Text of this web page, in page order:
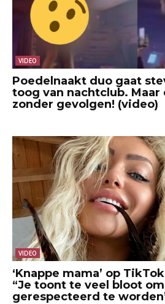
VIDEO
Poedelnaakt duo gaat
toog van nachtclub.
zonder gevolgen! (video)
VIDEO
‘Knappe mama’ op
“Je toont te veel bloot om
gerespecteerd te